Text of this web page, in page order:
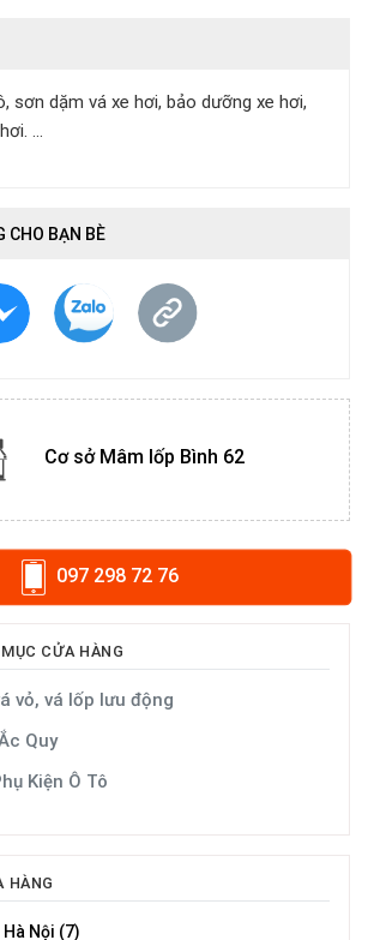
sơn dặm vá xe hơi, bảo dưỡng xe hơi,
...
CHO BẠN BÈ
Cơ sở Mâm lốp Bình 62
097 298 72 76
CỬA HÀNG
vỏ, vá lốp lưu động
Quy
Kiện Ô Tô
HÀNG
Nội (7)